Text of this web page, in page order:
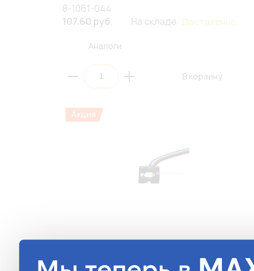
8-1061-044
107.60 руб.
На складе: Достаточно
Аналоги
В корзину
реле AQR-12/15-MINI